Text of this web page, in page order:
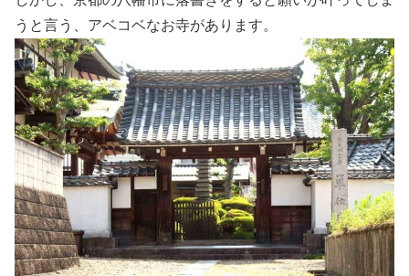
うと言う、アベコベなお寺があります。